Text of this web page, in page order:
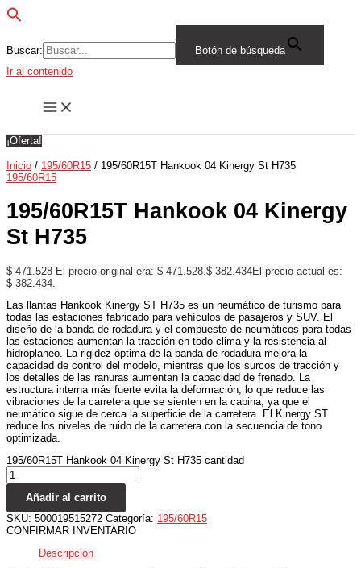
Buscar:
Botón de búsqueda
Ir al contenido
¡Oferta!
Inicio / 195/60R15 / 195/60R15T Hankook 04 Kinergy St H735
195/60R15
195/60R15T Hankook 04 Kinergy
St H735
$471.528 El precio original era: $ 471.528. $ 382.434El precio actual es:
$ 382.434.
Las llantas Hankook Kinergy ST H735 es un neumático de turismo para
todas las estaciones fabricado para vehículos de pasajeros y SUV. El
diseño de la banda de rodadura y el compuesto de neumáticos para todas
las estaciones aumentan la tracción en todo clima y la resistencia al
hidroplaneo. La rigidez óptima de la banda de rodadura mejora la
capacidad de control del modelo, mientras que los surcos de tracción y
los detalles de las ranuras aumentan la capacidad de frenado. La
estructura interna más fuerte evita la deformación, lo que reduce las
vibraciones de la carretera que se sienten en la cabina, ya que el
neumático sigue de cerca la superficie de la carretera. El Kinergy ST
reduce los niveles de ruido de la carretera con la secuencia de tono
optimizada.
195/60R15T Hankook 04 Kinergy St H735 cantidad
Añadir al carrito
SKU: 500019515272 Categoría: 195/60R15
CONFIRMAR INVENTARIO
Descripción